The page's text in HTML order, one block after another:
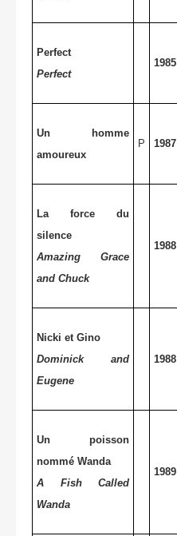
Perfect
Perfect
1985
Un homme
amoureux
P 1987
La force du
silence
Amazing Grace
and Chuck
1988
Nicki et Gino
Dominick and
Eugene
1988
Un poisson
nommé Wanda
A Fish Called
Wanda
1989